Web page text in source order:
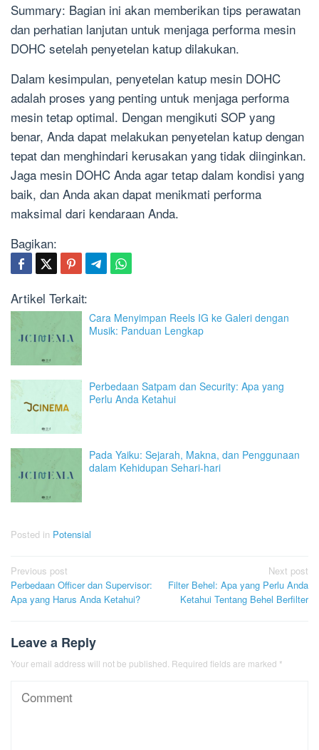
Summary: Bagian ini akan memberikan tips perawatan
dan perhatian lanjutan untuk menjaga performa mesin
DOHC setelah penyetelan katup dilakukan.
Dalam kesimpulan, penyetelan katup mesin DOHC
adalah proses yang penting untuk menjaga performa
mesin tetap optimal. Dengan mengikuti SOP yang
benar, Anda dapat melakukan penyetelan katup dengan
tepat dan menghindari kerusakan yang tidak diinginkan.
Jaga mesin DOHC Anda agar tetap dalam kondisi yang
baik, dan Anda akan dapat menikmati performa
maksimal dari kendaraan Anda.
Bagikan:
Artikel Terkait:
Cara Menyimpan Reels IG ke Galeri dengan
Musik: Panduan Lengkap
Perbedaan Satpam dan Security: Apa yang
Perlu Anda Ketahui
Pada Yaiku: Sejarah, Makna, dan Penggunaan
dalam Kehidupan Sehari-hari
Posted in Potensial
Post
navigation
Previous post
Perbedaan Officer dan Supervisor:
Apa yang Harus Anda Ketahui?
Next post
Filter Behel: Apa yang Perlu Anda
Ketahui Tentang Behel Berfilter
Leave a Reply
Your email address will not be published. Required fields are marked *